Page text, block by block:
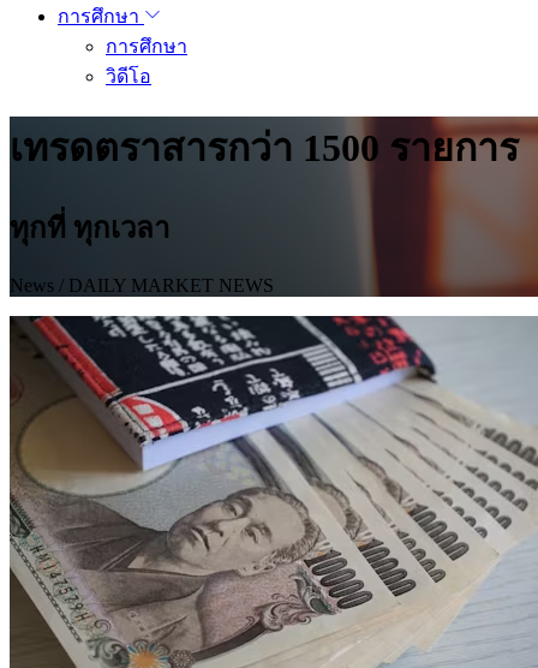
การศึกษา
การศึกษา
วิดีโอ
เทรดตราสารกว่า 1500 รายการ
ทุกที่ ทุกเวลา
News / DAILY MARKET NEWS